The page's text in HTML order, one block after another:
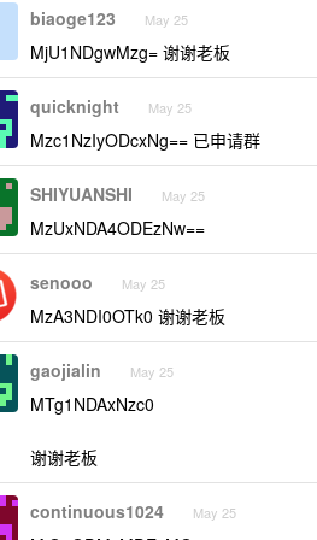
biaoge123 May 25
MjU1NDgwMzg= 谢谢老板
quicknight May 25
Mzc1NzIyODcxNg== 已申请群
SHIYUANSHI May 25
MzUxNDA4ODEzNw==
senooo May 25
MzA3NDI0OTk0 谢谢老板
gaojialin May 25
MTg1NDAxNzc0
谢谢老板
continuous1024 May 25